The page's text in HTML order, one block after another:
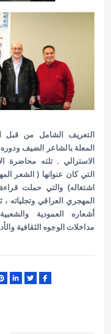
التعريف الشامل من قبل
المعلة بالشاعر الضيف
الاسترالي . تلته محاضرة
التي كان عنوانها ( الشعر
اشتغاله) والتي حملت
المهجري العراقي
أشعاره العمودية
مداخلات الوجوه الثقافية